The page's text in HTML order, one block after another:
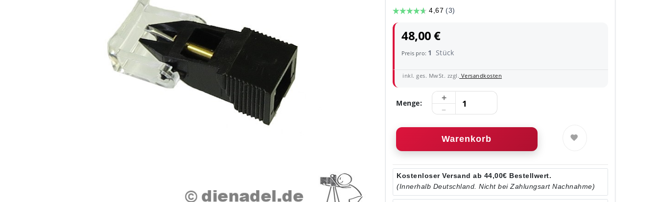
48,00 €
Preis pro: 1 Stück
inkl. ges. MwSt. zzgl. Versandkosten
Menge:
Warenkorb
Kostenloser Versand ab 44,00€ Bestellwert.
(Innerhalb Deutschland. Nicht bei Zahlungsart Nachnahme)